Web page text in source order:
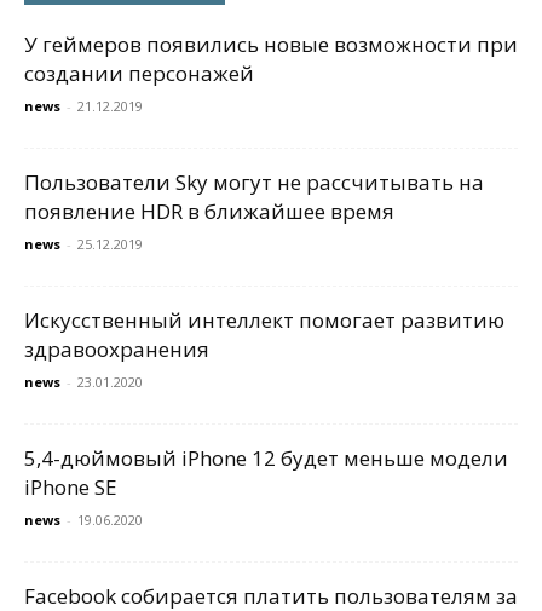
У геймеров появились новые возможности при
создании персонажей
news - 21.12.2019
Пользователи Sky могут не рассчитывать на
появление HDR в ближайшее время
news - 25.12.2019
Искусственный интеллект помогает развитию
здравоохранения
news - 23.01.2020
5,4-дюймовый iPhone 12 будет меньше модели
iPhone SE
news - 19.06.2020
Facebook собирается платить пользователям за